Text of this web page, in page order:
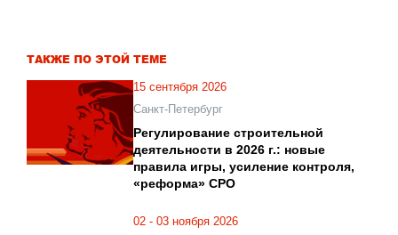
ТАКЖЕ ПО ЭТОЙ ТЕМЕ
15 сентября 2026
Санкт-Петербург
Регулирование строительной
деятельности в 2026 г.: новые
правила игры, усиление контроля,
«реформа» СРО
02 - 03 ноября 2026